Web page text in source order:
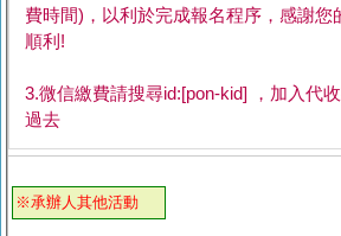
費時間)，以利於完成報名程序，感謝您
順利!
3.微信繳費請搜尋id:[pon-kid] ，加入代
過去
※承辦人其他活動